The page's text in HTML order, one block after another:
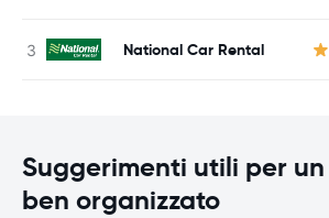
National Car Rental
Suggerimenti utili per
ben organizzato